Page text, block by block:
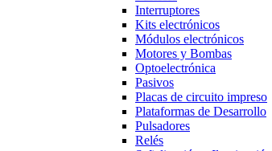
Interruptores
Kits electrónicos
Módulos electrónicos
Motores y Bombas
Optoelectrónica
Pasivos
Placas de circuito impreso
Plataformas de Desarrollo
Pulsadores
Relés